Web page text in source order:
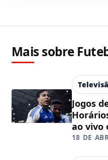
Mais sobre
Jogos
ao vivo
18 DE